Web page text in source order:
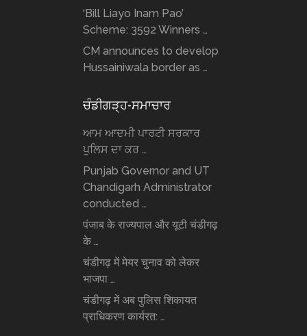
‘Bill Liayo Inam Pao’
Scheme: 3592 Winners …
CM announces to develop
Hussainiwala border as …
ਚੰਡੀਗੜ੍ਹ-ਸਮਾਚਾਰ
ਆਮ ਆਦਮੀ ਪਾਰਟੀ ਸਰਕਾਰ
ਪੁਲਿਸ ਦਾ ਕਰ …
Punjab Governor and UT
Chandigarh Administrator
conducted …
पंजाब के राज्यपाल और यूटी चंडीगढ़
के …
चंडीगढ़ में मेयर चुनाव को लेकर
भाजपा …
चंडीगढ़ में अब पुलिस शिकायत
प्राधिकरण कार्यरत: …